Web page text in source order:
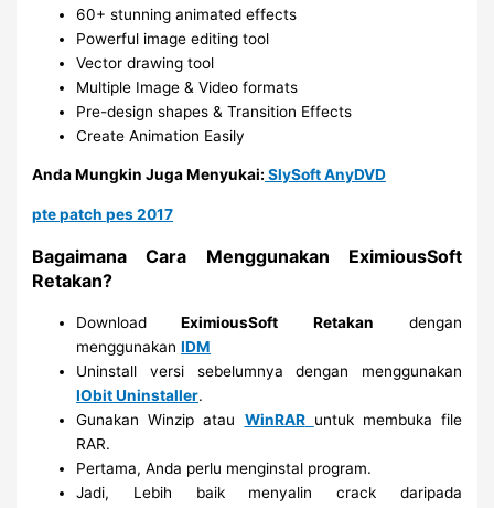
60+ stunning animated effects
Powerful image editing tool
Vector drawing tool
Multiple Image & Video formats
Pre-design shapes & Transition Effects
Create Animation Easily
Anda Mungkin Juga Menyukai: SlySoft AnyDVD
pte patch pes 2017
Bagaimana Cara Menggunakan EximiousSoft
Retakan?
Download EximiousSoft Retakan dengan
menggunakanIDM
Uninstall versi sebelumnya dengan menggunakan
IObit Uninstaller.
Gunakan Winzip atau WinRAR untuk membuka file
RAR.
Pertama, Anda perlu menginstal program.
Jadi, Lebih baik menyalin crack daripada